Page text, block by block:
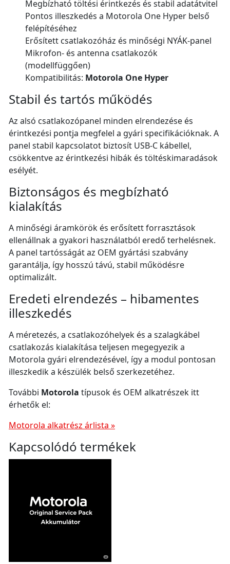
Megbízható töltési érintkezés és stabil adatátvitel
Pontos illeszkedés a Motorola One Hyper belső
felépítéséhez
Erősített csatlakozóház és minőségi NYÁK-panel
Mikrofon- és antenna csatlakozók
(modellfüggően)
Kompatibilitás: Motorola One Hyper
Stabil és tartós működés
Az alsó csatlakozópanel minden elrendezése és
érintkezési pontja megfelel a gyári specifikációknak. A
panel stabil kapcsolatot biztosít USB-C kábellel,
csökkentve az érintkezési hibák és töltéskimaradások
esélyét.
Biztonságos és megbízható
kialakítás
A minőségi áramkörök és erősített forrasztások
ellenállnak a gyakori használatból eredő terhelésnek.
A panel tartósságát az OEM gyártási szabvány
garantálja, így hosszú távú, stabil működésre
optimalizált.
Eredeti elrendezés – hibamentes
illeszkedés
A méretezés, a csatlakozóhelyek és a szalagkábel
csatlakozás kialakítása teljesen megegyezik a
Motorola gyári elrendezésével, így a modul pontosan
illeszkedik a készülék belső szerkezetéhez.
További Motorola típusok és OEM alkatrészek itt
érhetők el:
Motorola alkatrész árlista »
Kapcsolódó termékek